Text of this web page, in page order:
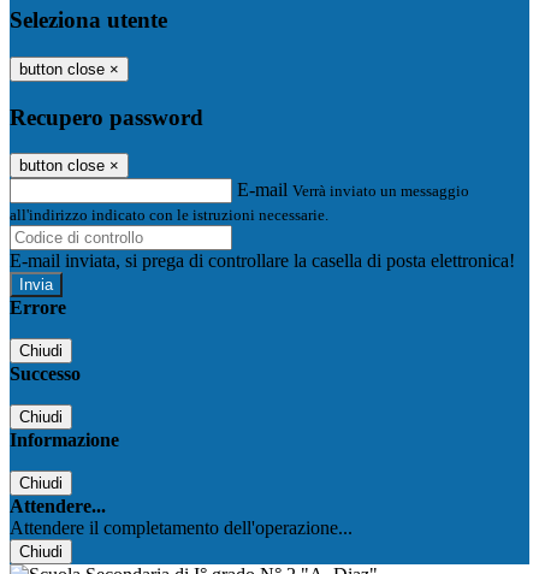
Seleziona utente
button close ×
Recupero password
button close ×
E-mail Verrà inviato un messaggio
all'indirizzo indicato con le istruzioni necessarie.
E-mail inviata, si prega di controllare la casella di posta elettronica!
Errore
Chiudi
Successo
Chiudi
Informazione
Chiudi
Attendere...
Attendere il completamento dell'operazione...
Chiudi